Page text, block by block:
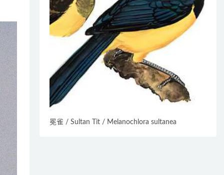
冕雀 / Sultan Tit / Melanochlora sultanea